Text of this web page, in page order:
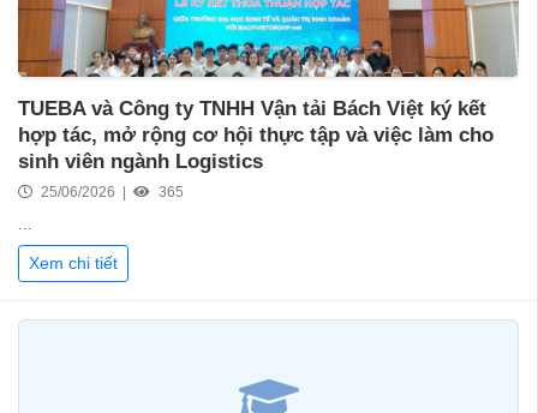
TUEBA và Công ty TNHH Vận tải Bách Việt ký kết
hợp tác, mở rộng cơ hội thực tập và việc làm cho
sinh viên ngành Logistics
25/06/2026 | 365
...
Xem chi tiết